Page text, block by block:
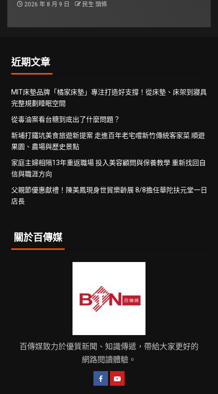
2026 年 8 月 9 日 民生 頭條
近期文章
MIT床墊品牌「橘家床墊」專注打造好支撐！從床墊、床架到寢具
完整規劃睡眠空間
從毒油案看台糖到底出了什麼問題？
新埔打鐵坑美食旅遊新提案 走進百年老宅嚐新竹傳統客家菜 順遊
果園、農場與歷史景點
家庭主婦相隔13年重返職場 投入美容顧問與保養教學 重新找回自
信與職涯方向
父親節優惠獻禮！陳美鳳現身世貿樂齡展 8/8擔任華陀扶元堂一日
店長
關於百傳媒
百傳媒致力於優質新聞、知識傳遞，帶給大家更好的
網路閱讀體驗。